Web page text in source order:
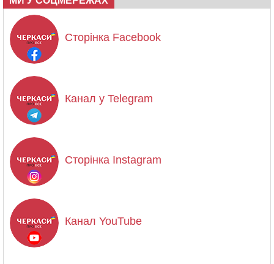
Сторінка Facebook
Канал у Telegram
Сторінка Instagram
Канал YouTube